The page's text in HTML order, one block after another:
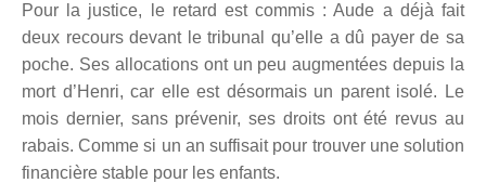
Pour la justice, le retard est commis : Aude a déjà fait
deux recours devant le tribunal qu’elle a dû payer de sa
poche. Ses allocations ont un peu augmentées depuis la
mort d’Henri, car elle est désormais un parent isolé. Le
mois dernier, sans prévenir, ses droits ont été revus au
rabais. Comme si un an suffisait pour trouver une solution
financière stable pour les enfants.